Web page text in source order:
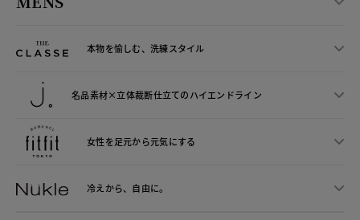
本物を愉しむ、洗練スタイル
名品素材×立体裁断仕立てのハイエンドライン
女性を足元から元気にする
冷えから、 自由に。